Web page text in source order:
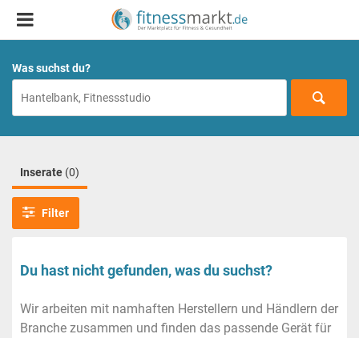
Was suchst du?
Inserate (0)
Filter
Du hast nicht gefunden, was du suchst?
Wir arbeiten mit namhaften Herstellern und Händlern der
Branche zusammen und finden das passende Gerät für